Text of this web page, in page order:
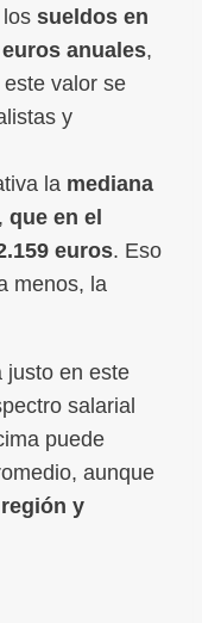
sueldos en
anuales,
valor se
y
la mediana
, que en el
euros. Eso
menos, la
justo en este
salarial
puede
aunque
y